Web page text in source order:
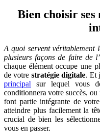
Bien choisir ses
A quoi servent véritablement
plusieurs façons de faire de l’
chaque élément occupe une
de votre stratégie digitale. Et
principal sur lequel vous
conditionnera votre succès, ou
font partie intégrante de
atteindre plus facilement la
crucial de bien les
vous en passer.